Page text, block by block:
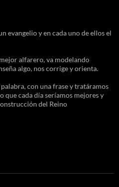
evangelio y en cada uno de ellos el
alfarero, va modelando
algo, nos corrige y orienta.
con una frase y tratáramos
que cada día seríamos mejores y
del Reino